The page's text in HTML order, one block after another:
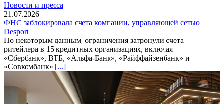
Новости и пресса
21.07.2026
ФНС заблокировала счета компании, управляющей сетью
Desport
По некоторым данным, ограничения затронули счета
ритейлера в 15 кредитных организациях, включая
«Сбербанк», ВТБ, «Альфа-Банк», «Райффайзенбанк» и
«Совкомбанк» [...]